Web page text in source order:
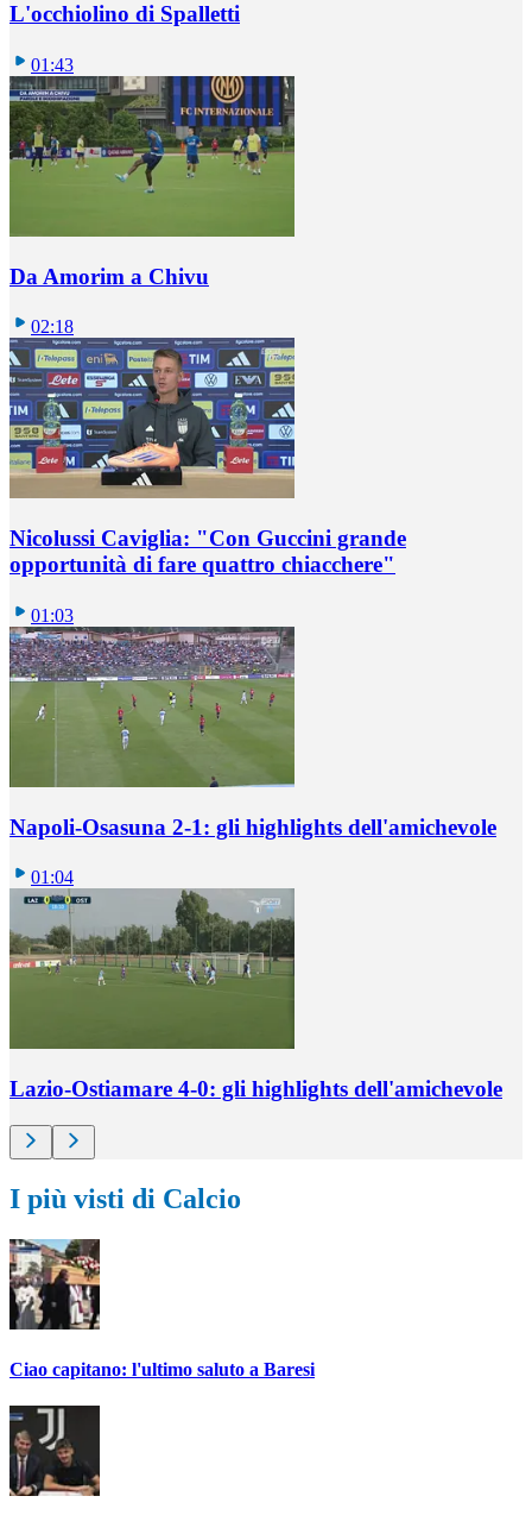
L'occhiolino di Spalletti
01:43
Da Amorim a Chivu
02:18
Nicolussi Caviglia: "Con Guccini grande
opportunità di fare quattro chiacchere"
01:03
Napoli-Osasuna 2-1: gli highlights dell'amichevole
01:04
Lazio-Ostiamare 4-0: gli highlights dell'amichevole
I più visti di Calcio
Ciao capitano: l'ultimo saluto a Baresi